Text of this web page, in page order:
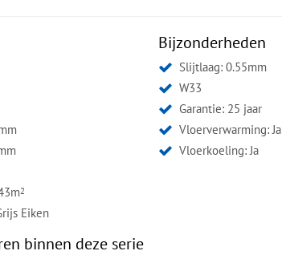
2
Eiken
Bijzonderheden
Slijtlaag: 0.55mm
W33
Garantie: 25 jaar
Vloerverwarming: Ja
Vloerkoeling: Ja
binnen deze serie